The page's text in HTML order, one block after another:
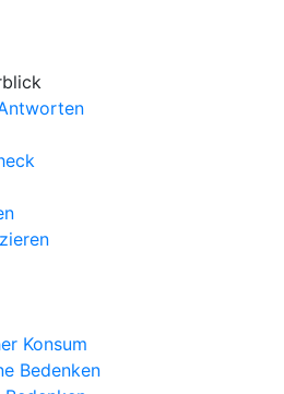
Konsum
Bedenken